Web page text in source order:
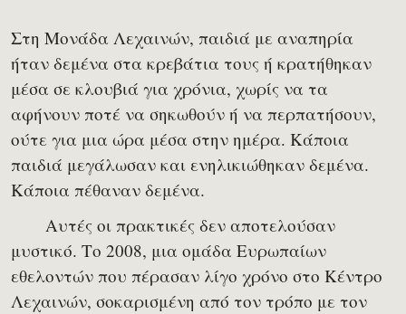
Στη Μονάδα Λεχαινών, παιδιά με αναπηρία
ήταν δεμένα στα κρεβάτια τους ή κρατήθηκαν
μέσα σε κλουβιά για χρόνια, χωρίς να τα
αφήνουν ποτέ να σηκωθούν ή να περπατήσουν,
ούτε για μια ώρα μέσα στην ημέρα. Κάποια
παιδιά μεγάλωσαν και ενηλικιώθηκαν δεμένα.
Κάποια πέθαναν δεμένα.
Αυτές οι πρακτικές δεν αποτελούσαν
μυστικό. Το 2008, μια ομάδα Ευρωπαίων
εθελοντών που πέρασαν λίγο χρόνο στο Κέντρο
Λεχαινών, σοκαρισμένη από τον τρόπο με τον